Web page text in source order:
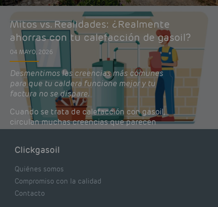
Mitos vs. Realidades: ¿Realmente
ahorras con tu calefacción de gasoil?
04 MAYO, 2026
Desmentimos las creencias más comunes
para que tu caldera funcione mejor y tu
factura no se dispare.
Cuando se trata de calefacción con gasoil,
circulan muchas creencias que parecen
lógicas pero que, en realidad, pueden estar
de tu caldera. Pocas se contrastan con lo que
Clickgasoil
Quiénes somos
Compromiso con la calidad
Contacto